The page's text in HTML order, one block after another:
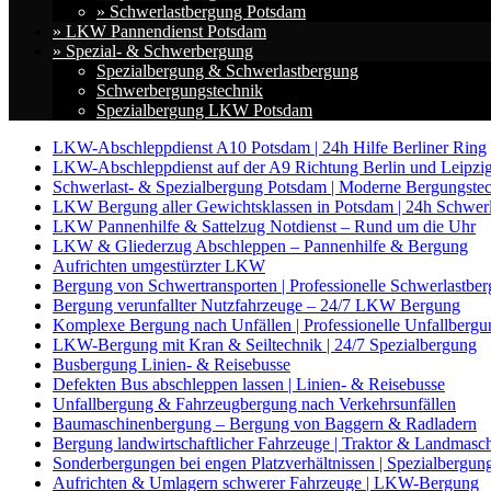
» Schwerlastbergung Potsdam
» LKW Pannendienst Potsdam
» Spezial- & Schwerbergung
Spezialbergung & Schwerlastbergung
Schwerbergungstechnik
Spezialbergung LKW Potsdam
LKW-Abschleppdienst A10 Potsdam | 24h Hilfe Berliner Ring
LKW-Abschleppdienst auf der A9 Richtung Berlin und
Schwerlast- & Spezialbergung Potsdam | Moderne
LKW Bergung aller Gewichtsklassen in Potsdam | 24h
LKW Pannenhilfe & Sattelzug Notdienst – Rund um die Uhr
LKW & Gliederzug Abschleppen – Pannenhilfe & Bergung
Aufrichten umgestürzter LKW
Bergung von Schwertransporten | Professionelle
Bergung verunfallter Nutzfahrzeuge – 24/7 LKW Bergung
Komplexe Bergung nach Unfällen | Professionelle
LKW-Bergung mit Kran & Seiltechnik | 24/7 Spezialbergung
Busbergung Linien- & Reisebusse
Defekten Bus abschleppen lassen | Linien- & Reisebusse
Unfallbergung & Fahrzeugbergung nach Verkehrsunfällen
Baumaschinenbergung – Bergung von Baggern & Radladern
Bergung landwirtschaftlicher Fahrzeuge | Traktor &
Sonderbergungen bei engen Platzverhältnissen |
Aufrichten & Umlagern schwerer Fahrzeuge | LKW-Bergung